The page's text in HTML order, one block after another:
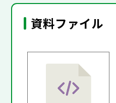
資料ファイル